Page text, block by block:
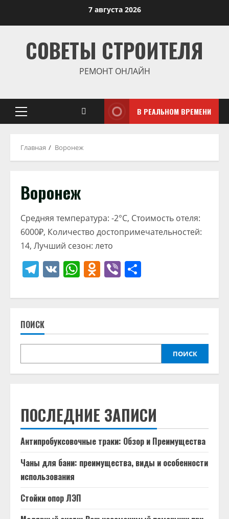
7 августа 2026
СОВЕТЫ СТРОИТЕЛЯ
РЕМОНТ ОНЛАЙН
Основное
В РЕАЛЬНОМ ВРЕМЕНИ
Главная Воронеж
Воронеж
Средняя температура: -2°C, Стоимость отеля:
6000₽, Количество достопримечательностей:
14, Лучший сезон: лето
Telegram
VK WhatsApp
Odnoklassniki
Viber
ПОИСК
ПОИСК
ПОСЛЕДНИЕ ЗАПИСИ
Антипробуксовочные траки: Обзор и Преимущества
Чаны для бани: преимущества, виды и особенности
использования
Стойки опор ЛЭП